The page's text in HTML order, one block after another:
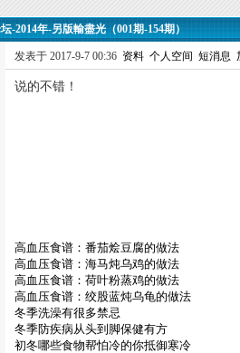
-2014年-另版輸盡光（001期-154期）
发表于 2017-9-7 00:36 资料 个人空间 短消息
说的不错！
高血压食谱：番茄烩豆腐的做法
高血压食谱：海马炖乌鸡的做法
高血压食谱：荷叶粉蒸鸡的做法
高血压食谱：绞股蓝炖乌龟的做法
冬季洗澡有很多禁忌
冬季防疾病从头到脚保健有方
初冬哪些食物帮怕冷的你抵御寒冷